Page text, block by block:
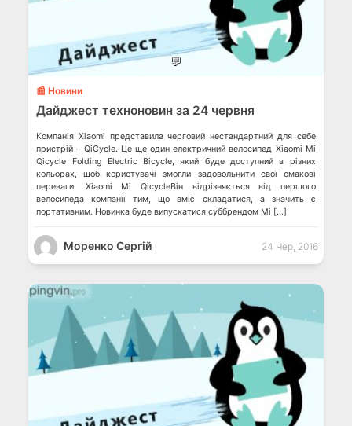
💬
📰 Новини
Дайджест техноновин за 24 червня
Компанія Xiaomi представила черговий нестандартний для себе
пристрій – QiCycle. Це ще один електричний велосипед Xiaomi Mi
Qicycle Folding Electric Bicycle, який буде доступний в різних
кольорах, щоб користувачі змогли задовольнити свої смакові
переваги. Xiaomi Mi QicycleВін відрізняється від першого
велосипеда компанії тим, що вміє складатися, а значить є
портативним. Новинка буде випускатися суббрендом Mi […]
Моренко Сергій 24 Чер, 2016